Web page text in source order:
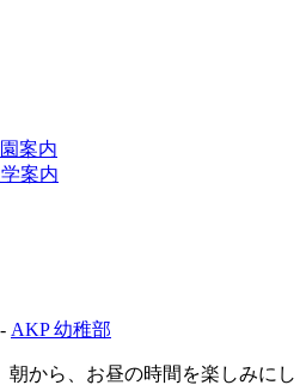
案内
案内
AKP 幼稚部
から、お昼の時間を楽しみにし